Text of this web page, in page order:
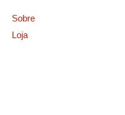
Sobre
Loja